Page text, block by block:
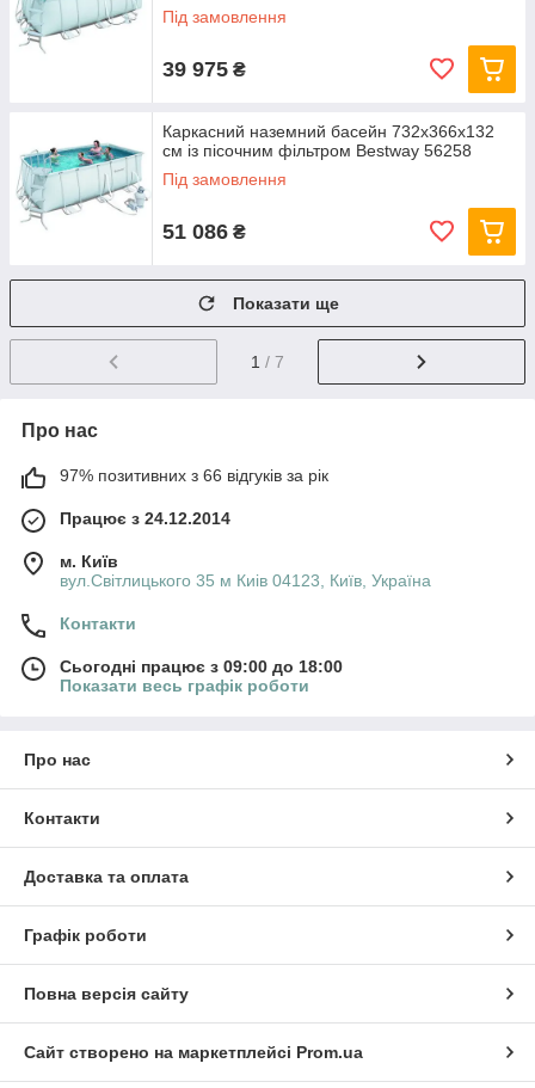
Під замовлення
39 975 ₴
Каркасний наземний басейн 732x366х132
см із пісочним фільтром Bestway 56258
Під замовлення
51 086 ₴
Показати ще
1 / 7
Про нас
97% позитивних з 66 відгуків за рік
Працює з 24.12.2014
м. Київ
вул.Світлицького 35 м Киів 04123, Київ, Україна
Контакти
Сьогодні працює з 09:00 до 18:00
Показати весь графік роботи
Про нас
Контакти
Доставка та оплата
Графік роботи
Повна версія сайту
Сайт створено на маркетплейсі Prom.ua